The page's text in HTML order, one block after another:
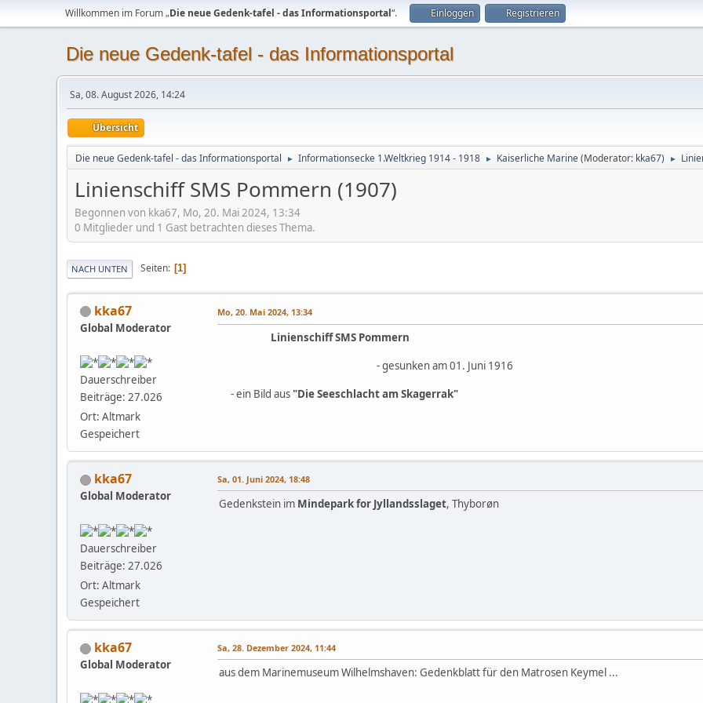
Willkommen im Forum „Die neue Gedenk-tafel - das Informationsportal“. Einloggen Registrieren
Die neue Gedenk-tafel - das Informationsportal
Sa, 08. August 2026, 14:24
Übersicht
Die neue Gedenk-tafel - das Informationsportal ► Informationsecke 1.Weltkrieg 1914 - 1918 ► Kaiserliche Marine(Moderator: kka67) ►
Linienschiff SMS Pommern (1907)
Begonnen von kka67, Mo, 20. Mai 2024, 13:34
0 Mitglieder und 1 Gast betrachten dieses Thema.
NACH UNTEN Seiten 1
kka67
Global Moderator
Dauerschreiber
Beiträge: 27.026
Ort: Altmark
Gespeichert
Mo, 20. Mai 2024, 13:34
Linienschiff SMS Pommern
- gesunken am 01. Juni 1916
- ein Bild aus "Die Seeschlacht am Skagerrak"
kka67
Global Moderator
Dauerschreiber
Beiträge: 27.026
Ort: Altmark
Gespeichert
Sa, 01. Juni 2024, 18:48
Gedenkstein im Mindepark for Jyllandsslaget, Thyborøn
kka67
Global Moderator
Sa, 28. Dezember 2024, 11:44
aus dem Marinemuseum Wilhelmshaven: Gedenkblatt für den Matrosen Keymel ...